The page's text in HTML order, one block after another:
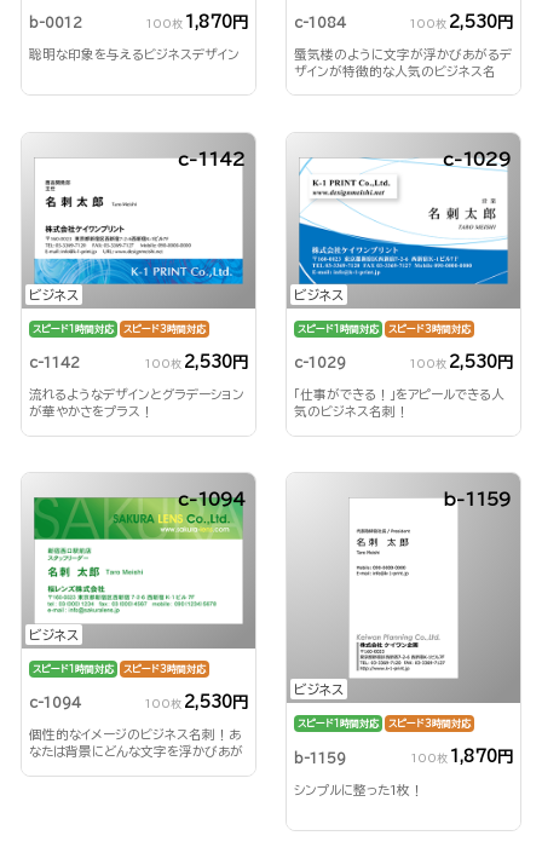
b-0012 100枚 1,870円
聡明な印象を与えるビジネスデザイン
c-1084 100枚 2,530円
蜃気楼のように文字が浮かびあがるデ
ザインが特徴的な人気のビジネス名
ビジネス
c-1142
スピード1時間対応 スピード3時間対応
c-1142 100枚 2,530円
流れるようなデザインとグラデーション
が華やかさをプラス！
ビジネス
c-1029
スピード1時間対応 スピード3時間対応
c-1029 100枚 2,530円
「仕事ができる！」をアピールできる人
気のビジネス名刺！
ビジネス
c-1094
スピード1時間対応 スピード3時間対応
c-1094 100枚 2,530円
個性的なイメージのビジネス名刺！あ
なたは背景にどんな文字を浮かびあが
ビジネス
b-1159
スピード1時間対応 スピード3時間対応
b-1159 100枚 1,870円
シンプルに整った1枚！